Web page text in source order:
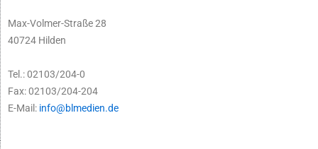
Max-Volmer-Straße 28
40724 Hilden
Tel.: 02103/204-0
Fax: 02103/204-204
E-Mail: info@blmedien.de